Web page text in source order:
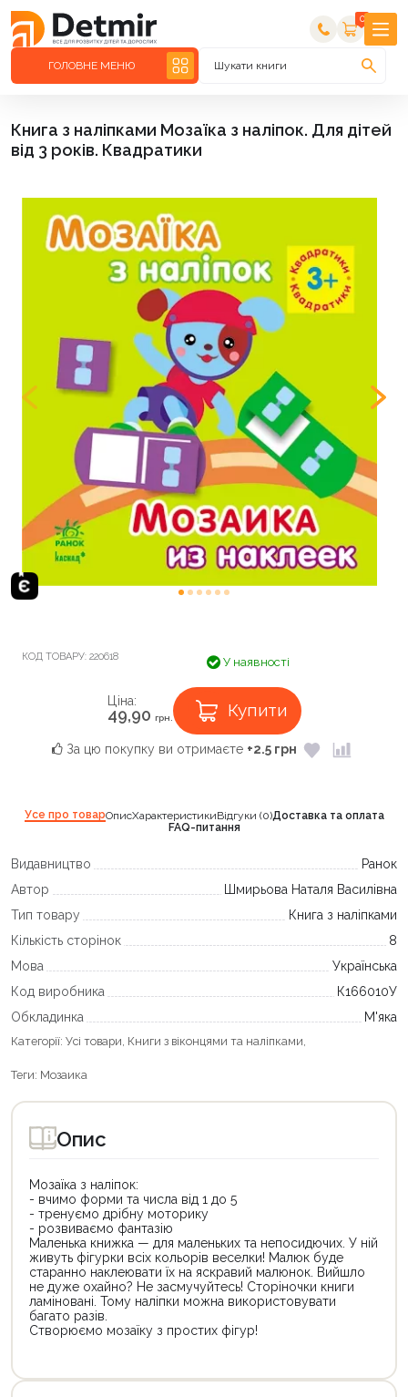
0
ГОЛОВНЕ МЕНЮ Шукати книги
Книга з наліпками Мозаїка з наліпок. Для дітей
від 3 років. Квадратики
КОД ТОВАРУ: 220618 У наявності
Ціна:
49,90 грн. Купити
За цю покупку ви отримаєте +2.5 грн
Усе про товарОписХарактеристикиВідгуки (0)Доставка та оплата
FAQ-питання
Видавництво
Ранок
Автор
Шмирьова Наталя Василівна
Тип товару
Книга з наліпками
Кількість сторінок
8
Мова
Українська
Код виробника
К166010У
Обкладинка
М'яка
Категорії: Усі товари Книги з віконцями та наліпками
Теги: Мозаика
Опис
Мозаїка з наліпок:
- вчимо форми та числа від 1 до 5
- тренуємо дрібну моторику
- розвиваємо фантазію
Маленька книжка — для маленьких та непосидючих. У ній
живуть фігурки всіх кольорів веселки! Малюк буде
старанно наклеювати їх на яскравий малюнок. Вийшло
не дуже охайно? Не засмучуйтесь! Сторіночки книги
ламіновані. Тому наліпки можна використовувати
багато разів.
Створюємо мозаїку з простих фігур!
товар